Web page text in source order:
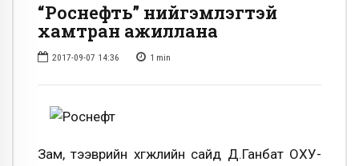
“Роснефть” нийгэмлэгтэй
хамтран ажиллана
2017-09-07 14:36 1 min
Зам, тээврийн хөгжлийн сайд Д.Ганбат ОХУ-